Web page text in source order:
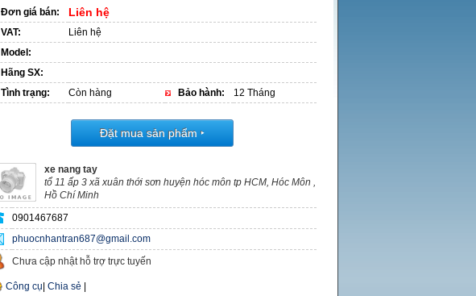
Đơn giá bán:
Liên hệ
VAT:
Liên hệ
Model:
Hãng SX:
Tình trạng:
Còn hàng Bảo hành: 12 Tháng
Đặt mua sản phẩm ‣
xe nang tay
tổ 11 ấp 3 xã xuân thới sơn huyện hóc môn tp HCM, Hóc Môn ,
Hồ Chí Minh
0901467687
phuocnhantran687@gmail.com
Chưa cập nhật hỗ trợ trực tuyến
Chia sẻ
Công cụ